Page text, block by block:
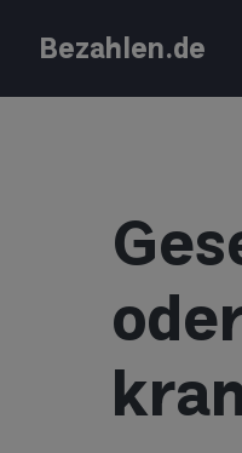
Bezahlen.de